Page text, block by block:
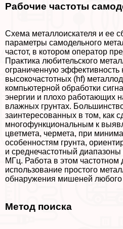
Рабочие частоты
Схема металлоискателя и ее
параметры самодельного
частот, в котором оператор
Пpaктика любительского
ограниченную эффективность
высокочастотных (hf)
компьютерной обработки
энергии и плохо работающих
влажных грунтах.
заинтересованных в том, как
многофункциональным к
цветмета, чермета, при
особенностям грунта,
и среднечастотный
МГц. Работа в этом частотном
использование простого
обнаружения мишеней любого
Метод поиска